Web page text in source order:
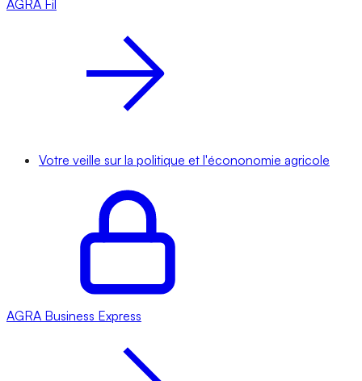
AGRA Fil
Votre veille sur la politique et l'écononomie agricole
AGRA Business Express